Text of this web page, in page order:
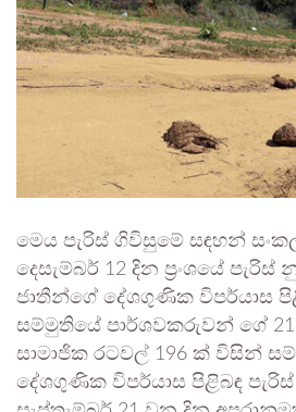
මෙය පැරිස් ගිවිසුමේ සඳහන්
දෙසැම්බර් 12 දින ප්‍රංශයේ
ජාතීන්ගේ දේශගුණික විපර්යාස
සම්මුතියේ පාර්ශවකරුවන් ගේ
සාමාජික රටවල් 196 ක් විසින්
දේශගුණික විපර්යාස පිළිබඳ පැරිස්